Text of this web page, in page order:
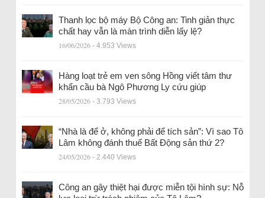
Thanh lọc bộ máy Bộ Công an: Tinh giản thực
chất hay vẫn là màn trình diễn lấy lệ?
16/06/2026 - 4.953 Views
Hàng loạt trẻ em ven sông Hồng viết tâm thư
khẩn cầu bà Ngô Phương Ly cứu giúp
28/05/2026 - 3.793 Views
“Nhà là để ở, không phải để tích sản”: Vì sao Tô
Lâm không đánh thuế Bất Động sản thứ 2?
24/05/2026 - 2.440 Views
Công an gây thiệt hại được miễn tội hình sự: Nỗ